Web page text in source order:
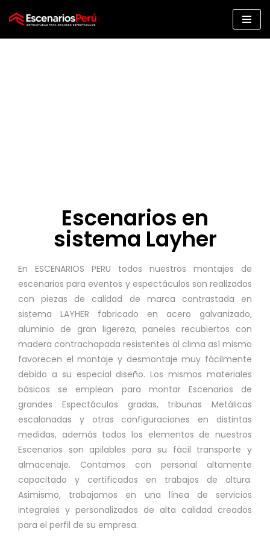
Escenarios en
sistema Layher
En ESCENARIOS PERU todos nuestros montajes de
escenarios para eventos y espectáculos son realizados
con piezas de calidad de marca contrastada en
sistema LAYHER fabricado en acero galvanizado,
aluminio de gran ligereza, paneles recubiertos con
madera contrachapada resistentes al clima así mismo
favorecen el montaje y desmontaje muy fácilmente
debido a su especial diseño. Los mismos materiales
básicos se emplean para montar Escenarios de
grandes Espectáculos gradas, tribunas Metálicas
escalonadas y otras configuraciones en distintas
medidas, además todos los elementos de nuestros
Escenarios son apilables para su fácil transporte y
almacenaje. Contamos con personal altamente
capacitado y certificados en trabajos de altura.
Asimismo, trabajamos en una línea de servicios
integrales y personalizados de alta calidad creados
para el perfil de su empresa.